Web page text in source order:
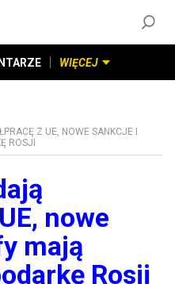
WIĘCEJ
Z UE, NOWE SANKCJE I
ROSJI
nowe
mają
Rosji